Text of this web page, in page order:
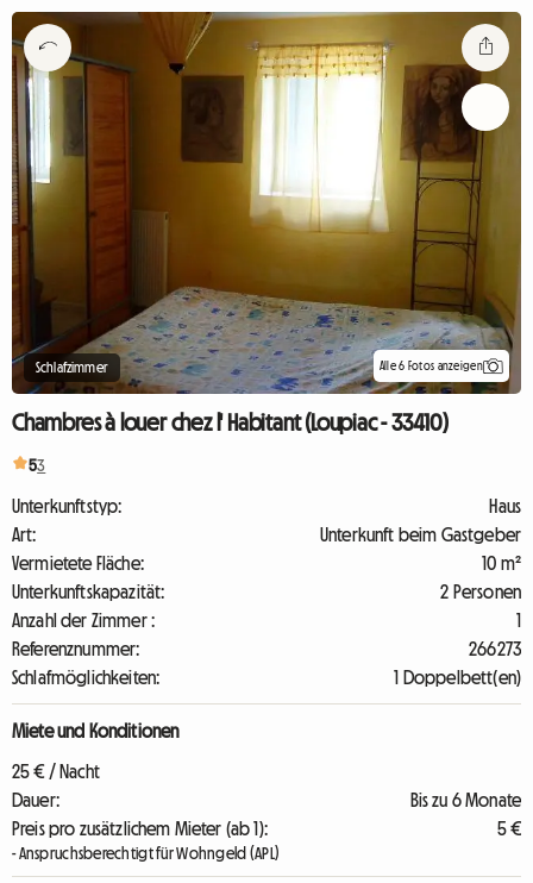
Schlafzimmer Alle 6 Fotos anzeigen
Chambres à louer chez l' Habitant (Loupiac - 33410)
53
Unterkunftstyp:
Haus
Art:
Unterkunft beim Gastgeber
Vermietete Fläche:
10 m²
Unterkunftskapazität:
2 Personen
Anzahl der Zimmer :
1
Referenznummer:
266273
Schlafmöglichkeiten:
1 Doppelbett(en)
Miete und Konditionen
25 € / Nacht
Dauer:
Bis zu 6 Monate
Preis pro zusätzlichem Mieter (ab 1):
5 €
- Anspruchsberechtigt für Wohngeld (APL)